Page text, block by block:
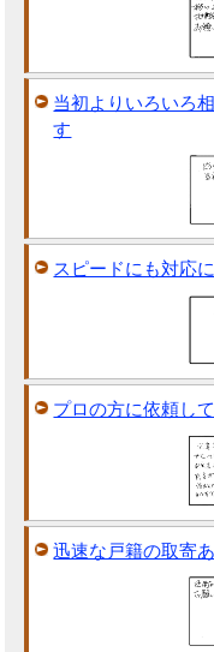
当初よりいろいろ
す
スピードにも対応
プロの方に依頼し
迅速な戸籍の取寄